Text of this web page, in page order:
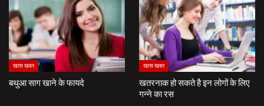
खास खबर
बथुआ साग खाने के फायदे
खास खबर
खतरनाक हो सकते है इन लोगों के लिए
गन्ने का रस